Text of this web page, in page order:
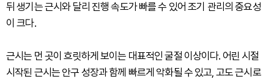
뒤 생기는 근시와 달리 진행 속도가 빠를 수 있어 조기 관리의 중요성
이 크다.
근시는 먼 곳이 흐릿하게 보이는 대표적인 굴절 이상이다. 어린 시절
시작된 근시는 안구 성장과 함께 빠르게 악화될 수 있고, 고도 근시로